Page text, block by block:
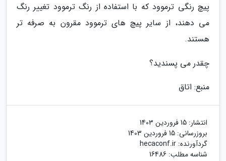
پیچ رنگی ترموود که با استفاده از رنگ ترموود تغییر رنگ
می دهند، از سایر پیچ های ترموود مقرون به صرفه تر
هستند.
چقدر می پسندید؟
منبع: اتاق
انتشار: 15 فروردین 1403
بروزرسانی: 15 فروردین 1403
گردآورنده: hecaconf.ir
شناسه مطلب: 16486